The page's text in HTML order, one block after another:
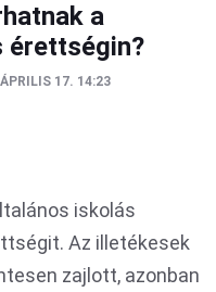
a
érettségin?
17. 14:23
iskolás
Az illetékesek
zajlott, azonban